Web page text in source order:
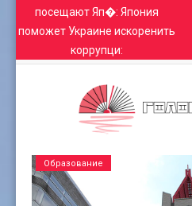
посещают Яп�: Япония
поможет Украине искоренить
коррупци:
Образование